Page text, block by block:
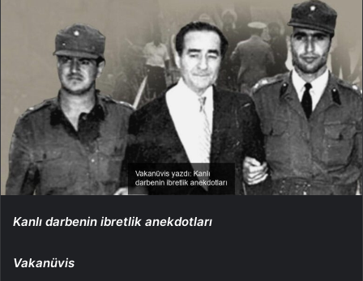
Kanlı darbenin ibretlik anekdotları
Vakanüvis